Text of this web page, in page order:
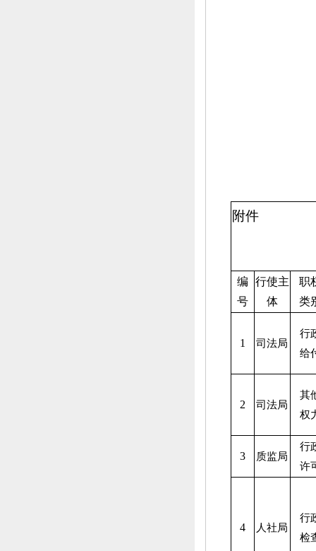
附件
编
号
行使主
体
职
类
1 司法局
行
给
2 司法局
其
权
3 质监局
行
许
4 人社局
行
检